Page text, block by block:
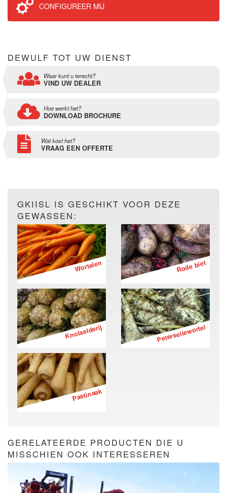
CONFIGUREER MIJ
DEWULF TOT UW DIENST
Waar kunt u terecht?
VIND UW DEALER
Hoe werkt het?
DOWNLOAD BROCHURE
Wat kost het?
VRAAG EEN OFFERTE
GKIISL IS GESCHIKT VOOR DEZE
GEWASSEN:
Wortelen Rode biet
Knolselderij Peterseliewortel
Pastinaak
GERELATEERDE PRODUCTEN DIE U
MISSCHIEN OOK INTERESSEREN